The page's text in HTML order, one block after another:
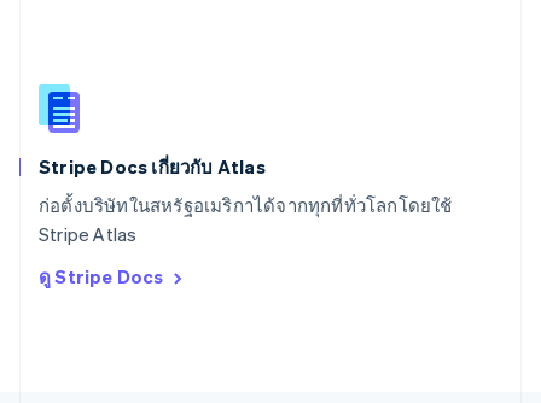
Stripe Docs เกี่ยวกับ Atlas
ก่อตั้งบริษัทในสหรัฐอเมริกาได้จากทุกที่ทั่วโลกโดยใช้
Stripe Atlas
ดู Stripe Docs
English
สิงคโปร์
ออสเตรเลีย
ออสเตรีย
DeutschEnglish
ItalianoEnglish